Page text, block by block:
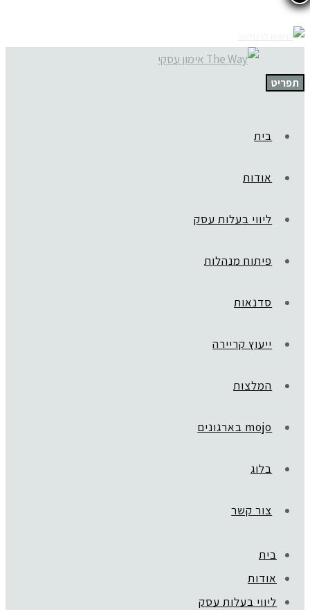
תפריט
בית
אודות
ליווי בעלות עסק
פיתוח מנהלות
סדנאות
ייעוץ קריירה
המלצות
mojo בארגונים
בלוג
צור קשר
בית
אודות
ליווי בעלות עסק